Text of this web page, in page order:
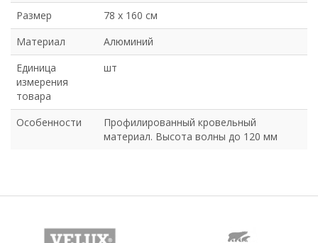
Размер
78 х 160 см
Материал
Алюминий
Единица
измерения
товара
шт
Особенности
Профилированный кровельный
материал. Высота волны до 120 мм